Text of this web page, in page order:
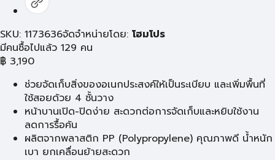
SKU: 1173636จัดจำหน่ายโดย: โฮมโปร
มีคนซื้อไปแล้ว 129 คน
฿ 3,190
ช่วยจัดเก็บสิ่งของอเนกประสงค์ให้เป็นระเบียบ และเพิ่มพื้นที่
ใช้สอยด้วย 4 ชั้นวาง
หน้าบานเปิด-ปิดง่าย สะดวกต่อการจัดเก็บและหยิบใช้งาน
ลดการรื้อค้น
ผลิตจากพลาสติก PP (Polypropylene) คุณภาพดี น้ำหนัก
เบา ยกเคลื่อนย้ายสะดวก